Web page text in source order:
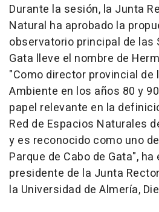
Durante la sesión, la Junta
Natural ha aprobado la
observatorio principal de las
Gata lleve el nombre de
"Como director provincial de
Ambiente en los años 80 y
papel relevante en la
Red de Espacios Naturales
y es reconocido como uno
Parque de Cabo de Gata",
presidente de la Junta
la Universidad de Almería,